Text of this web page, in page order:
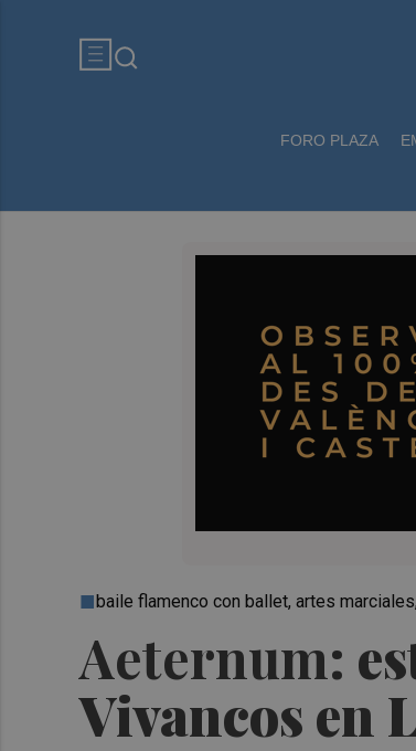
FORO PLAZA
Aeternum:
Vivancos en
baile flamenco con ballet, artes